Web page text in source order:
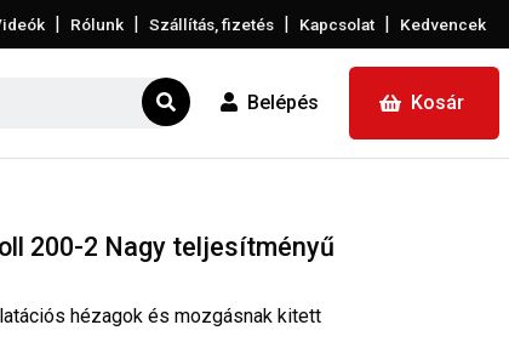
| Rólunk | Szállítás, fizetés | Kapcsolat | Kedvencek
Belépés Kosár
200-2 Nagy teljesítményű
hézagok és mozgásnak kitett